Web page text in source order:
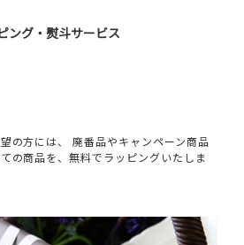
ング・熨斗サービス
の方には、 廃番品やキャンペーン商品
の商品を、無料でラッピングいたしま